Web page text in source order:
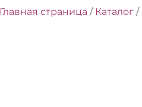
Главная страница / Каталог /